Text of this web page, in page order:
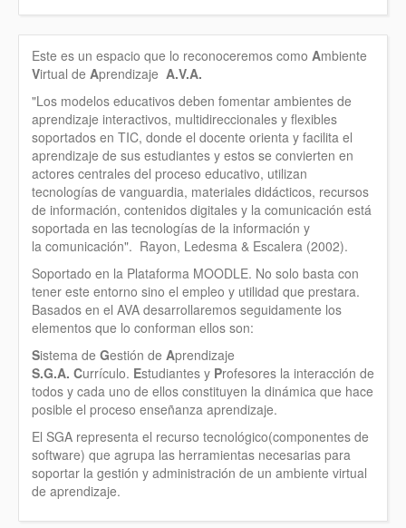
Este es un espacio que lo reconoceremos como Ambiente
Virtual de Aprendizaje A.V.A.
"Los modelos educativos deben fomentar ambientes de
aprendizaje interactivos, multidireccionales y flexibles
soportados en TIC, donde el docente orienta y facilita el
aprendizaje de sus estudiantes y estos se convierten en
actores centrales del proceso educativo, utilizan
tecnologías de vanguardia, materiales didácticos, recursos
de información, contenidos digitales y la comunicación está
soportada en las tecnologías de la información y
la comunicación". Rayon, Ledesma & Escalera (2002).
Soportado en la Plataforma MOODLE. No solo basta con
tener este entorno sino el empleo y utilidad que prestara.
Basados en el AVA desarrollaremos seguidamente los
elementos que lo conforman ellos son:
Sistema de Gestión de Aprendizaje
S.G.A. Currículo. Estudiantes y Profesores la interacción de
todos y cada uno de ellos constituyen la dinámica que hace
posible el proceso enseñanza aprendizaje.
El SGA representa el recurso tecnológico(componentes de
software) que agrupa las herramientas necesarias para
soportar la gestión y administración de un ambiente virtual
de aprendizaje.